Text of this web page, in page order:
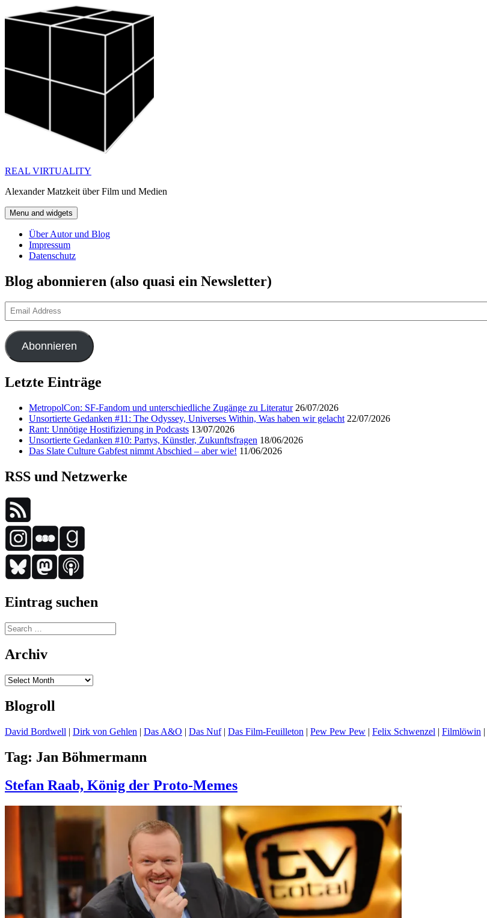
to
REAL VIRTUALITY
Alexander Matzkeit über Film und Medien
Menu and widgets
Über Autor und Blog
Impressum
Datenschutz
Blog abonnieren (also quasi ein Newsletter)
Email
Address
Abonnieren
Letzte Einträge
MetropolCon: SF-Fandom und unterschiedliche Zugänge zu Literatur 26/07/2026
Unsortierte Gedanken #11: The Odyssey, Universes Within, Was haben wir gelacht 22/07/2026
Rant: Unnötige Hostifizierung in Podcasts 13/07/2026
Unsortierte Gedanken #10: Partys, Künstler, Zukunftsfragen 18/06/2026
Das Slate Culture Gabfest nimmt Abschied – aber wie! 11/06/2026
RSS und Netzwerke
Eintrag suchen
Search
for:
Archiv
Archiv
Blogroll
David Bordwell | Dirk von Gehlen | Das A&O | Das Nuf| Das Film-Feuilleton | Pew Pew Pew | Felix Schwenzel | Filmlöwin |
Tag: Jan Böhmermann
Stefan Raab, König der Proto-Memes